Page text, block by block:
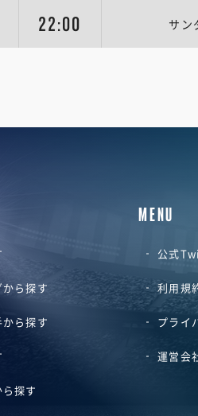
22:00 サン
ら探す
ら探す
探す
MENU
公式
利用規
プライ
運営会